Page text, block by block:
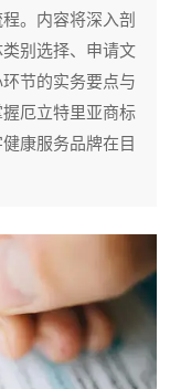
。内容将深入剖
别选择、申请文
节的实务要点与
厄立特里亚商标
康服务品牌在目